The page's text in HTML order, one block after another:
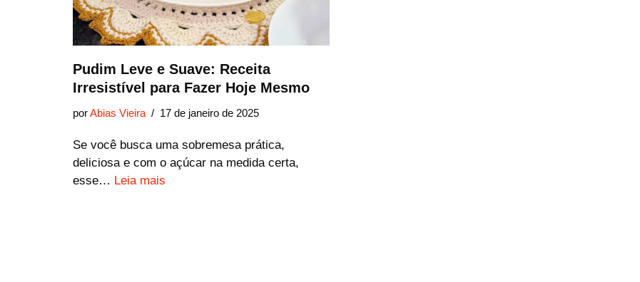
Pudim Leve e Suave: Receita
Irresistível para Fazer Hoje Mesmo
porAbias Vieira 17 de janeiro de 2025
Se você busca uma sobremesa prática,
deliciosa e com o açúcar na medida certa,
esse… Leia mais